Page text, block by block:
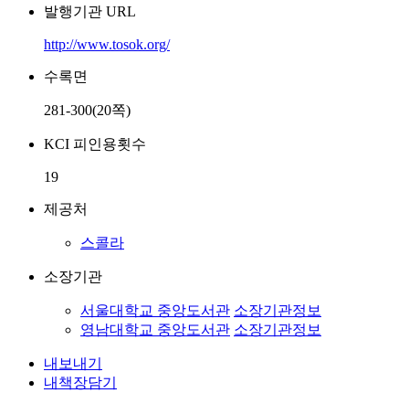
발행기관 URL
http://www.tosok.org/
수록면
281-300(20쪽)
KCI 피인용횟수
19
제공처
스콜라
소장기관
서울대학교 중앙도서관 소장기관정보
영남대학교 중앙도서관 소장기관정보
내보내기
내책장담기